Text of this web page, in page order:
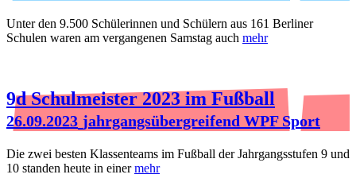
Unter den 9.500 Schülerinnen und Schülern aus 161 Berliner
Schulen waren am vergangenen Samstag auch mehr
9d Schulmeister 2023 im Fußball
26.09.2023 jahrgangsübergreifend WPF Sport
Die zwei besten Klassenteams im Fußball der Jahrgangsstufen 9 und
10 standen heute in einermehr